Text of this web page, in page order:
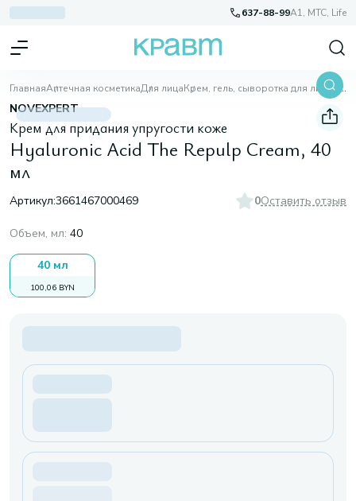
637-88-99A1, МТС, Life
ГлавнаяАптечная косметикаДля лицаКрем, гель, сыворотка для лица Hyaluronic Acid The Repulp Cream, 40 мл
NOVEXPERT
Крем для придания упругости коже
Hyaluronic Acid The Repulp Cream, 40
мл
Артикул:3661467000469 0Оставить отзыв
Объем, мл: 40
40 мл
100,06 BYN